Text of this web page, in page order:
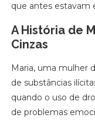
que antes estavam
A História de
Cinzas
Maria, uma mulher
de substâncias
quando o uso de
de problemas